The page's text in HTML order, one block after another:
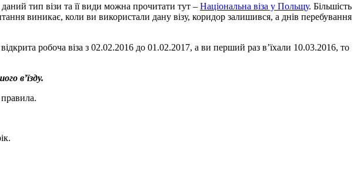
тип візи та її види можна прочитати тут – Національна віза у Польщу. Більшість
виникає, коли ви використали дану візу, коридор залишився, а днів перебування
робоча віза з 02.02.2016 до 01.02.2017, а ви перший раз в’їхали 10.03.2016, то
в’їзду.